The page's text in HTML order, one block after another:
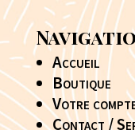
Accueil
Boutique
Votre
Contact /